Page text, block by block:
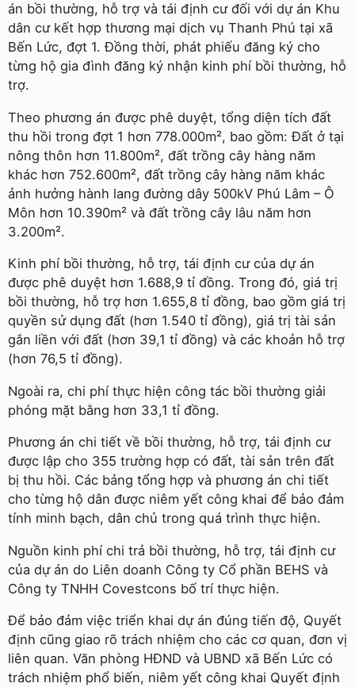
án bồi thường, hỗ trợ và tái định cư đối với dự án Khu
dân cư kết hợp thương mại dịch vụ Thanh Phú tại xã
Bến Lức, đợt 1. Đồng thời, phát phiếu đăng ký cho
từng hộ gia đình đăng ký nhận kinh phí bồi thường, hỗ
trợ.
Theo phương án được phê duyệt, tổng diện tích đất
thu hồi trong đợt 1 hơn 778.000m², bao gồm: Đất ở tại
nông thôn hơn 11.800m², đất trồng cây hàng năm
khác hơn 752.600m², đất trồng cây hàng năm khác
ảnh hưởng hành lang đường dây 500kV Phú Lâm – Ô
Môn hơn 10.390m² và đất trồng cây lâu năm hơn
3.200m².
Kinh phí bồi thường, hỗ trợ, tái định cư của dự án
được phê duyệt hơn 1.688,9 tỉ đồng. Trong đó, giá trị
bồi thường, hỗ trợ hơn 1.655,8 tỉ đồng, bao gồm giá trị
quyền sử dụng đất (hơn 1.540 tỉ đồng), giá trị tài sản
gắn liền với đất (hơn 39,1 tỉ đồng) và các khoản hỗ trợ
(hơn 76,5 tỉ đồng).
Ngoài ra, chi phí thực hiện công tác bồi thường giải
phóng mặt bằng hơn 33,1 tỉ đồng.
Phương án chi tiết về bồi thường, hỗ trợ, tái định cư
được lập cho 355 trường hợp có đất, tài sản trên đất
bị thu hồi. Các bảng tổng hợp và phương án chi tiết
cho từng hộ dân được niêm yết công khai để bảo đảm
tính minh bạch, dân chủ trong quá trình thực hiện.
Nguồn kinh phí chi trả bồi thường, hỗ trợ, tái định cư
của dự án do Liên doanh Công ty Cổ phần BEHS và
Công ty TNHH Covestcons bố trí thực hiện.
Để bảo đảm việc triển khai dự án đúng tiến độ, Quyết
định cũng giao rõ trách nhiệm cho các cơ quan, đơn vị
liên quan. Văn phòng HĐND và UBND xã Bến Lức có
trách nhiệm phổ biến, niêm yết công khai Quyết định